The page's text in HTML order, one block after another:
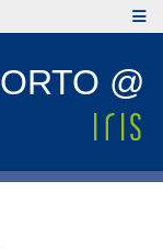
@